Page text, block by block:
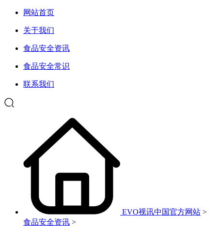
网站首页
关于我们
食品安全资讯
食品安全常识
联系我们
EVO视讯中国官方网站 >
食品安全资讯 >